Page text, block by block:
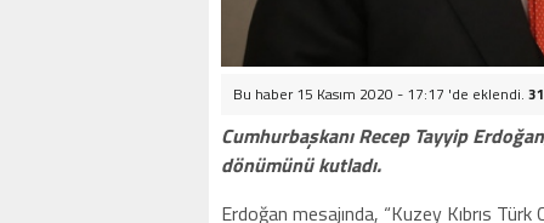
Bu haber 15 Kasım 2020 - 17:17 'de eklendi.
Cumhurbaşkanı Recep Tayyip
dönümünü kutladı.
Erdoğan mesajında, “Kuzey Kıbrıs